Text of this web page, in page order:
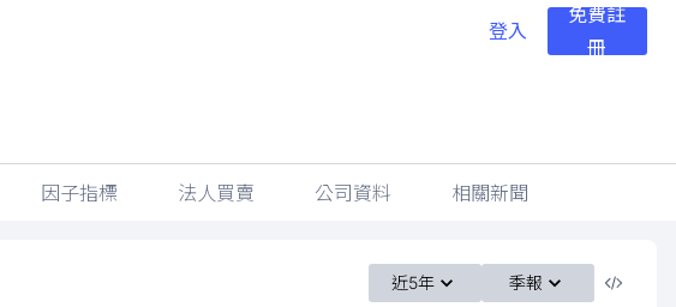
登入
免費註
冊
因子指標 法人買賣 公司資料 相關新聞
近5年 季報